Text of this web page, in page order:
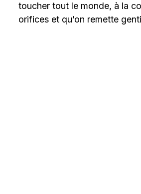
toucher tout le monde, à la
orifices et qu’on remette